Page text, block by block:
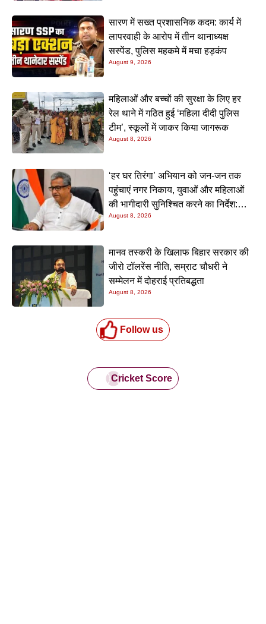
सारण में सख्त प्रशासनिक कदम: कार्य में
लापरवाही के आरोप में तीन थानाध्यक्ष
सस्पेंड, पुलिस महकमे में मचा हड़कंप
August 9, 2026
महिलाओं और बच्चों की सुरक्षा के लिए हर
रेल थाने में गठित हुई ‘महिला दीदी पुलिस
टीम’, स्कूलों में जाकर किया जागरूक
August 8, 2026
‘हर घर तिरंगा’ अभियान को जन-जन तक
पहुंचाएं नगर निकाय, युवाओं और महिलाओं
की भागीदारी सुनिश्चित करने का निर्देश:
नीतीश मिश्रा
August 8, 2026
मानव तस्करी के खिलाफ बिहार सरकार की
जीरो टॉलरेंस नीति, सम्राट चौधरी ने
सम्मेलन में दोहराई प्रतिबद्धता
August 8, 2026
Follow us
Cricket Score